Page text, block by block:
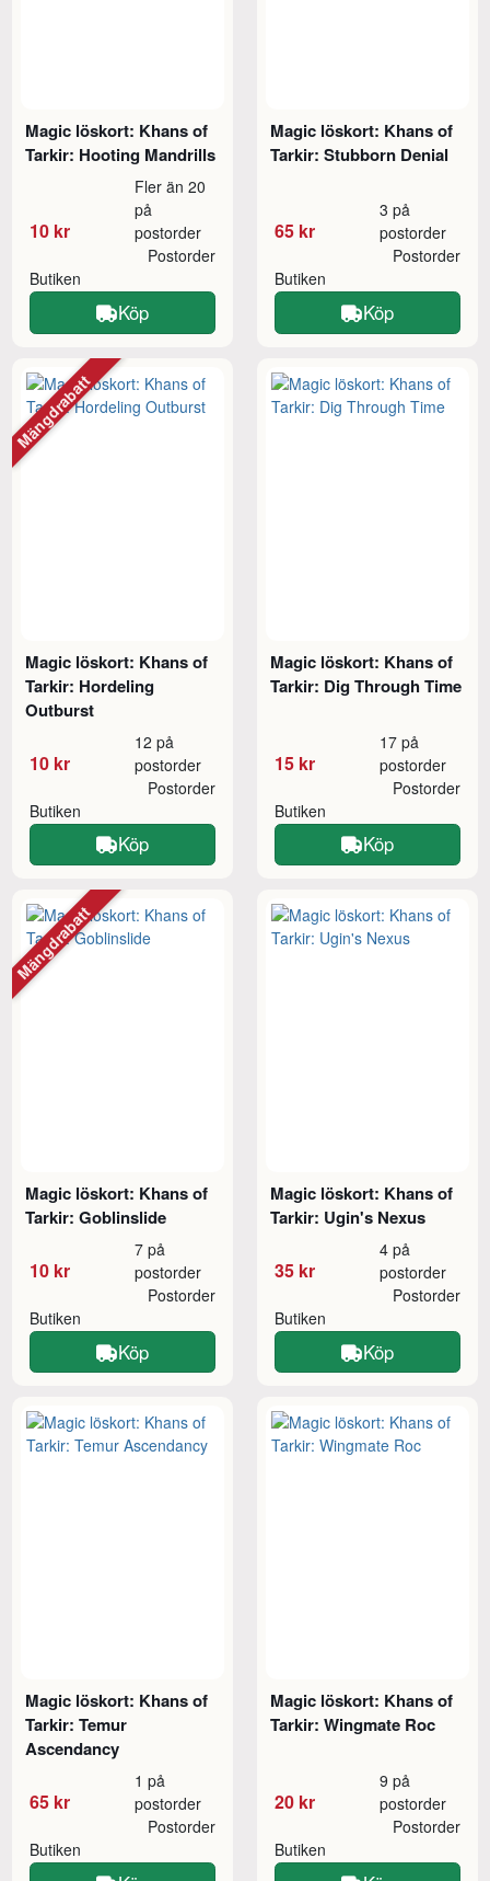
Magic löskort: Khans of
Tarkir: Hooting Mandrills
10 kr
Fler än 20
på
postorder
Butiken
Postorder
Köp
Magic löskort: Khans of
Tarkir: Stubborn Denial
65 kr
3 på
postorder
Butiken
Postorder
Köp
Magic löskort: Khans of
Tarkir: Hordeling
Outburst
10 kr
12 på
postorder
Butiken
Postorder
Köp
Mängdrabatt
Magic löskort: Khans of
Tarkir: Dig Through Time
15 kr
17 på
postorder
Butiken
Postorder
Köp
Magic löskort: Khans of
Tarkir: Goblinslide
10 kr
7 på
postorder
Butiken
Postorder
Köp
Mängdrabatt
Magic löskort: Khans of
Tarkir: Ugin's Nexus
35 kr
4 på
postorder
Butiken
Postorder
Köp
Magic löskort: Khans of
Tarkir: Temur
Ascendancy
65 kr
1 på
postorder
Butiken
Postorder
Magic löskort: Khans of
Tarkir: Wingmate Roc
20 kr
9 på
postorder
Butiken
Postorder